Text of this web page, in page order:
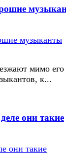
мимо его
к...
они такие